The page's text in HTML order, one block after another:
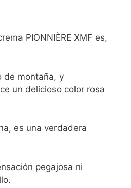
PIONNIÈRE XMF es,
de montaña, y
un delicioso color rosa
es una verdadera
pegajosa ni